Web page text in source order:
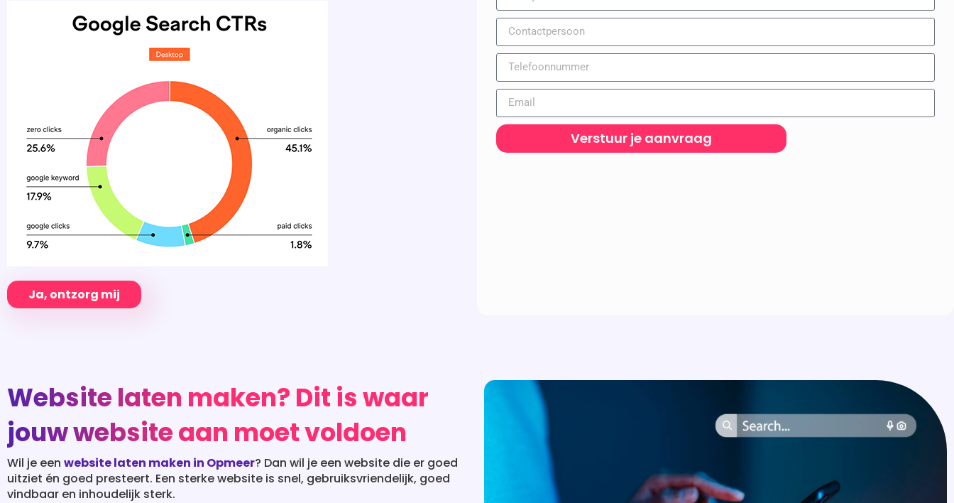
Ja, ontzorg mij
Verstuur je aanvraag
Website laten maken? Dit is waar
jouw website aan moet voldoen
Wil je een website laten maken in Opmeer? Dan wil je een website die er goed
uitziet én goed presteert. Een sterke website is snel, gebruiksvriendelijk, goed
vindbaar en inhoudelijk sterk.